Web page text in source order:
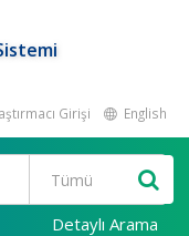
Girişi English
Detaylı Arama